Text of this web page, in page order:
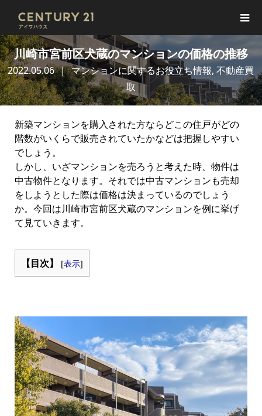
川崎市宮前区犬蔵のマンションの価格の推移
2022.05.06 マンションに関するお役立ち情報,不動産買
取
新築マンションを購入された方ならどこの住戸がどの
階数がいくらで販売されていたかなどは把握しやすい
でしょう。
しかし、いざマンションを売ろうと考えた時、物件は
中古物件となります。それでは中古マンションも売却
をしようとした際は価格は決まっているのでしょう
か。今回は川崎市宮前区犬蔵のマンションを例に挙げ
て見ていきます。
【目次】 [表示]